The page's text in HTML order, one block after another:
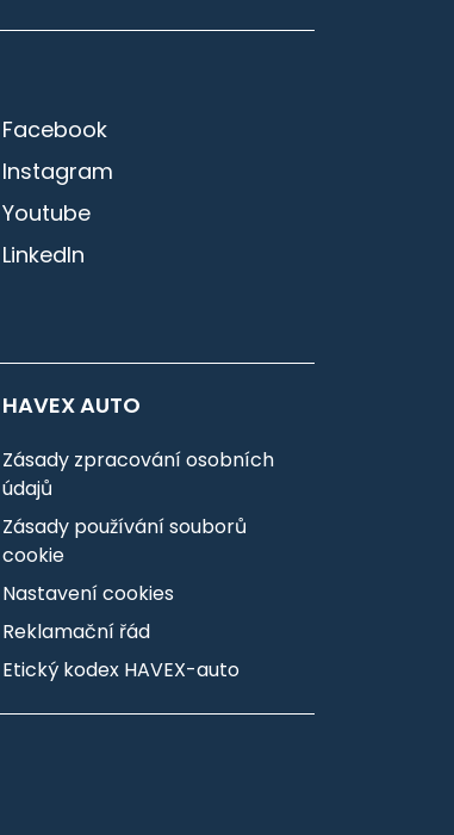
Facebook
Instagram
Youtube
LinkedIn
HAVEX AUTO
Zásady zpracování osobních
údajů
Zásady používání souborů
cookie
Nastavení cookies
Reklamační řád
Etický kodex HAVEX-auto